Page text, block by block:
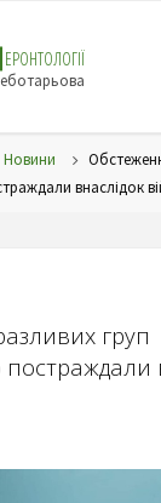
ЕРОНТОЛОГІЇ
Новини
внаслідок
груп